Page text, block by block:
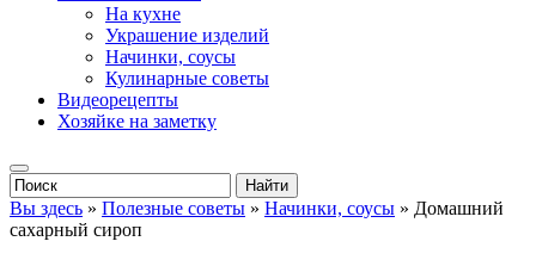
На кухне
Украшение изделий
Начинки, соусы
Кулинарные советы
Видеорецепты
Хозяйке на заметку
Вы здесь » Полезные советы » Начинки, соусы » Домашний
сахарный сироп